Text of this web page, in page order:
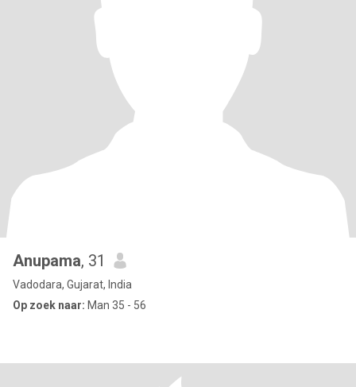
Anupama, 31
Vadodara, Gujarat, India
Op zoek naar: Man 35 - 56